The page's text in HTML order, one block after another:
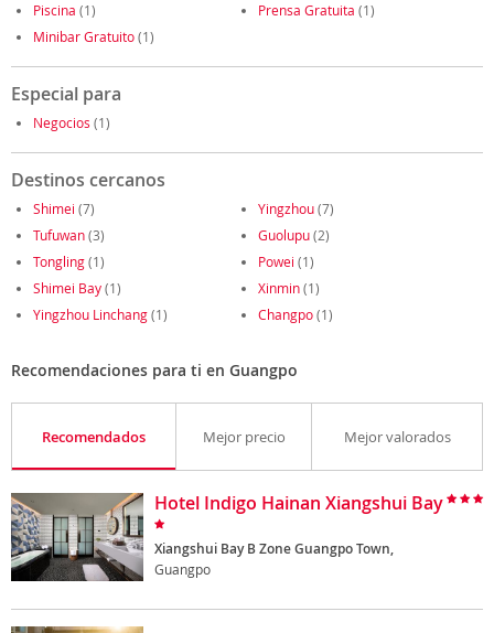
Piscina (1) Prensa Gratuita (1)
Minibar Gratuito(1)
Especial para
Negocios (1)
Destinos cercanos
Shimei (7) Yingzhou(7)
Tufuwan(3) Guolupu(2)
Tongling(1) Powei (1)
Shimei Bay(1) Xinmin(1)
Yingzhou Linchang(1) Changpo(1)
Recomendaciones para ti en Guangpo
Recomendados Mejor precio Mejor valorados
Hotel Indigo Hainan Xiangshui Bay
Xiangshui Bay B Zone Guangpo Town,
Guangpo